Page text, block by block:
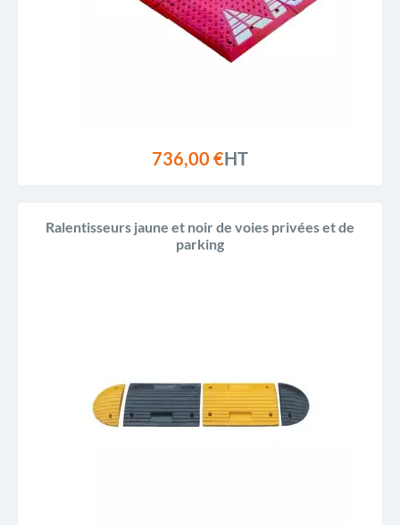
736,00 €HT
Ralentisseurs jaune et noir de voies privées et de
parking